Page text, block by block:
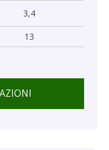
3,4
13